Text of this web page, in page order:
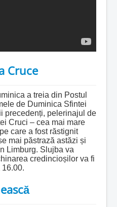
Cruce
a treia din Postul
de Duminica Sfintei
precedenți, pelerinajul de
Cruci – cea mai mare
care a fost răstignit
mai păstrază astăzi și
Limburg. Slujba va
credincioșilor va fi